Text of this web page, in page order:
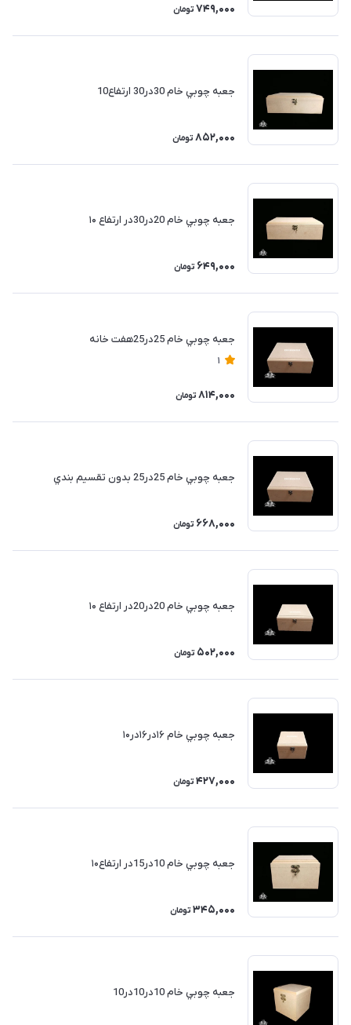
749,000 تومان
جعبه چوبي خام 30در30 ارتفاع10
852,000 تومان
جعبه چوبي خام 20در30در ارتفاع ۱۰
649,000 تومان
جعبه چوبي خام 25در25هفت خانه
1
814,000 تومان
جعبه چوبي خام 25در25 بدون تقسيم بندي
668,000 تومان
جعبه چوبي خام 20در20در ارتفاع ۱۰
502,000 تومان
جعبه چوبي خام ۱۶در۱۶در۱۰
427,000 تومان
جعبه چوبي خام 10در15در ارتفاع۱۰
345,000 تومان
جعبه چوبي خام 10در10در10